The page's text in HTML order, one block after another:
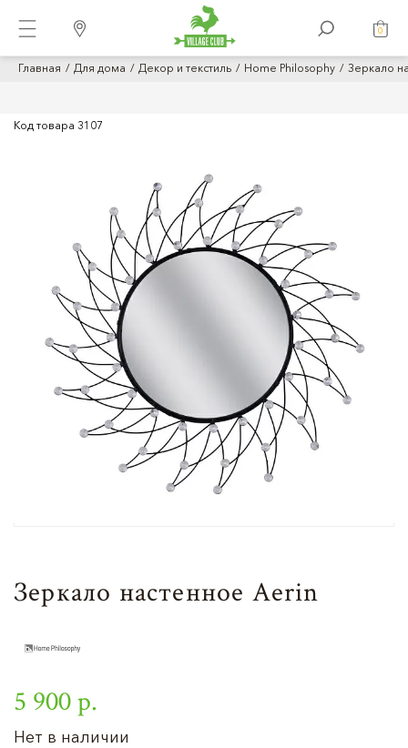
0
Главная Для дома Декор и текстиль Home Philosophy Зеркало
Код товара 3107
Зеркало настенное Aerin
5 900 р.
Нет в наличии